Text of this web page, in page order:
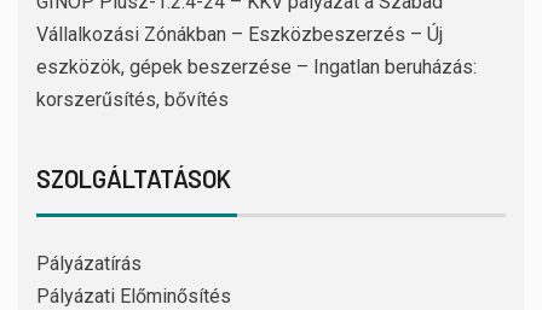
Vállalkozási Zónákban – Eszközbeszerzés – Új
eszközök, gépek beszerzése – Ingatlan beruházás:
korszerűsítés, bővítés
SZOLGÁLTATÁSOK
Pályázatírás
Pályázati Előminősítés